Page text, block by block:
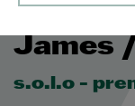
James
s.o.l.o -